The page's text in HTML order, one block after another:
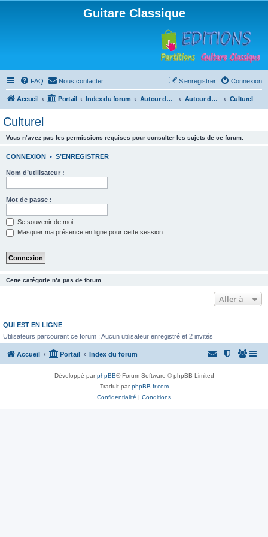
Guitare Classique
FAQ Nous contacter Connexion
S’enregistrer
Accueil Portail Index du forum Autour de la machine à café Autour de la machine à café Culturel
Culturel
Vous n’avez pas les permissions requises pour consulter les sujets de ce forum.
CONNEXION • S’ENREGISTRER
Nom d’utilisateur :
Mot de passe :
Se souvenir de moi
Masquer ma présence en ligne pour cette session
Cette catégorie n’a pas de forum.
Aller à
QUI EST EN LIGNE
Utilisateurs parcourant ce forum : Aucun utilisateur enregistré et 2 invités
Accueil Portail Index du forum
Développé parphpBB® Forum Software © phpBB Limited
Traduit parphpBB-fr.com
Confidentialité | Conditions